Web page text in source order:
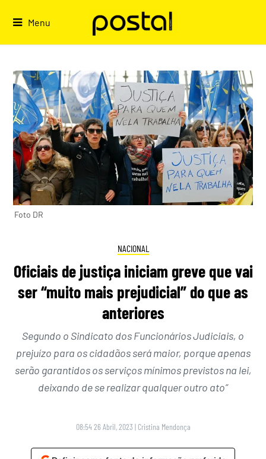
Menu
Foto DR
NACIONAL
Oficiais de justiça iniciam greve que vai
ser “muito mais prejudicial” do que as
anteriores
Segundo o Sindicato dos Funcionários Judiciais, o
prejuízo para os cidadãos será maior, porque apenas
serão garantidos os serviços mínimos previstos na lei,
deixando de se realizar qualquer outro ato”
08:54 26 Abril, 2023 | Cristina Mendonça